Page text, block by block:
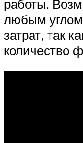
работы.
любым
затрат, так
количество